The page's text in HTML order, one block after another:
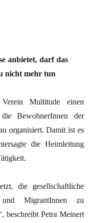
anbietet, darf das
nicht mehr tun
Multitude einen
BewohnerInnen der
organisiert. Damit ist es
die Heimleitung
die gesellschaftliche
MigrantInnen zu
beschreibt Petra Meinert